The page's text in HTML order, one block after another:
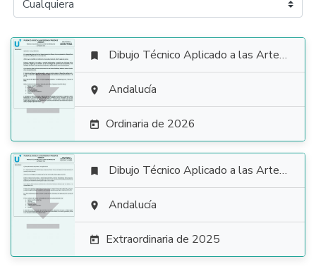

 Dibujo Técnico Aplicado a las Artes Plásticas y al Diseño II
 Andalucía
 Ordinaria de 2026

 Dibujo Técnico Aplicado a las Artes Plásticas y al Diseño II
 Andalucía
 Extraordinaria de 2025